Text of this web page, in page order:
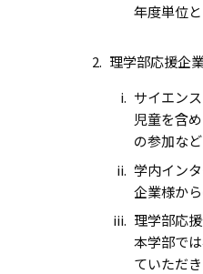
年度単位
理学部応援企
サイエン
児童を含
の参加な
学内イン
企業様か
理学部応
本学部で
ていただ